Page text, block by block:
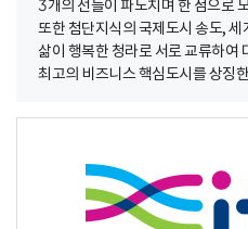
3개의 선들이 파도치며 한 점으로
또한 첨단지식의 국제도시 송도,
삶이 행복한 청라로 서로 교류하여
최고의 비즈니스 핵심도시를 상징